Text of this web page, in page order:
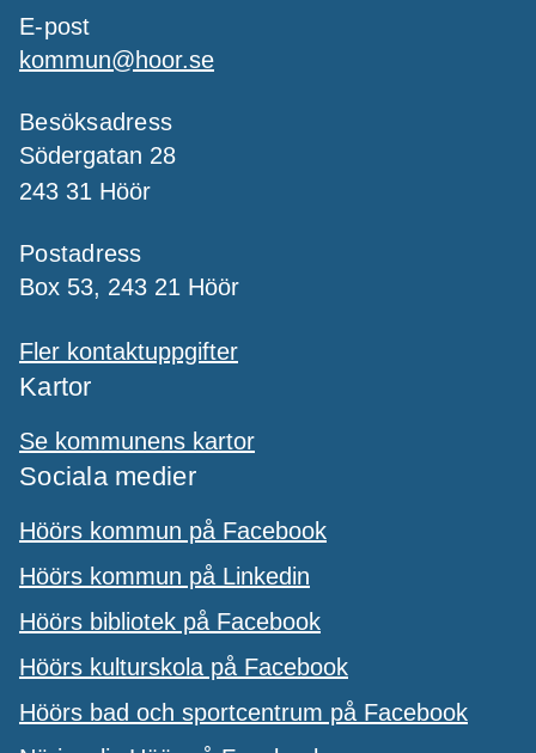
E-post
kommun@hoor.se
Besöksadress
Södergatan 28
243 31 Höör
Postadress
Box 53, 243 21 Höör
Fler kontaktuppgifter
Kartor
Se kommunens kartor
Sociala medier
Höörs kommun på Facebook
Höörs kommun på Linkedin
Höörs bibliotek på Facebook
Höörs kulturskola på Facebook
Höörs bad och sportcentrum på Facebook